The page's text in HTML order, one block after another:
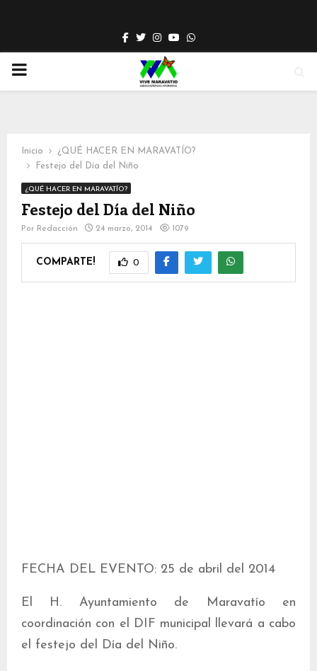
Facebook
TwitterInstagram
YoutubeWhatsapp
PRIMARY
Inicio
¿QUÉ HACER EN MARAVATÍO?
Festejo del Día del Niño
¿QUÉ HACER EN MARAVATÍO?
Festejo del Día del Niño
Por Redacción 24 marzo, 2014 1079
COMPARTE! 0
FECHA DEL EVENTO: 25 de abril del 2014
El H. Ayuntamiento de Maravatío en
coordinación con el DIF municipal llevará a cabo
el festejo del Día del Niño.